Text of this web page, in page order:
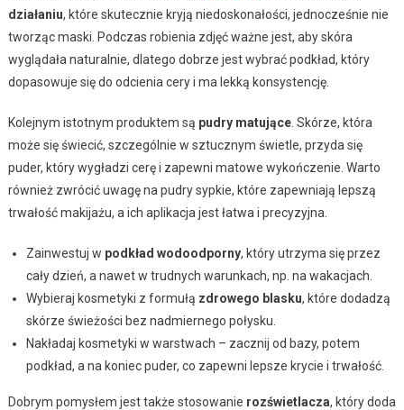
działaniu, które skutecznie kryją niedoskonałości, jednocześnie nie
tworząc maski. Podczas robienia zdjęć ważne jest, aby skóra
wyglądała naturalnie, dlatego dobrze jest wybrać podkład, który
dopasowuje się do odcienia cery i ma lekką konsystencję.
Kolejnym istotnym produktem są pudry matujące. Skórze, która
może się świecić, szczególnie w sztucznym świetle, przyda się
puder, który wygładzi cerę i zapewni matowe wykończenie. Warto
również zwrócić uwagę na pudry sypkie, które zapewniają lepszą
trwałość makijażu, a ich aplikacja jest łatwa i precyzyjna.
Zainwestuj w podkład wodoodporny, który utrzyma się przez
cały dzień, a nawet w trudnych warunkach, np. na wakacjach.
Wybieraj kosmetyki z formułą zdrowego blasku, które dodadzą
skórze świeżości bez nadmiernego połysku.
Nakładaj kosmetyki w warstwach – zacznij od bazy, potem
podkład, a na koniec puder, co zapewni lepsze krycie i trwałość.
Dobrym pomysłem jest także stosowanie rozświetlacza, który doda